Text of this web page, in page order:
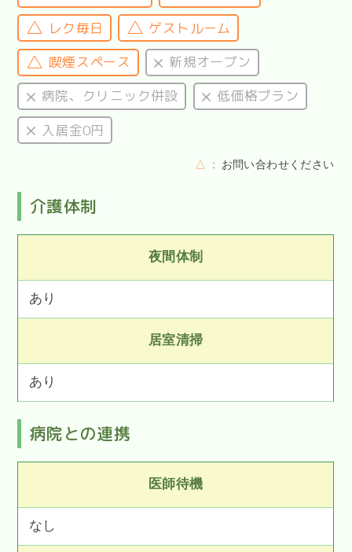
レク毎日
ゲストルーム
喫煙スペース
新規オープン
病院、クリニック併設
低価格プラン
入居金0円
△ お問い合わせください
介護体制
夜間体制
あり
居室清掃
あり
病院との連携
医師待機
なし